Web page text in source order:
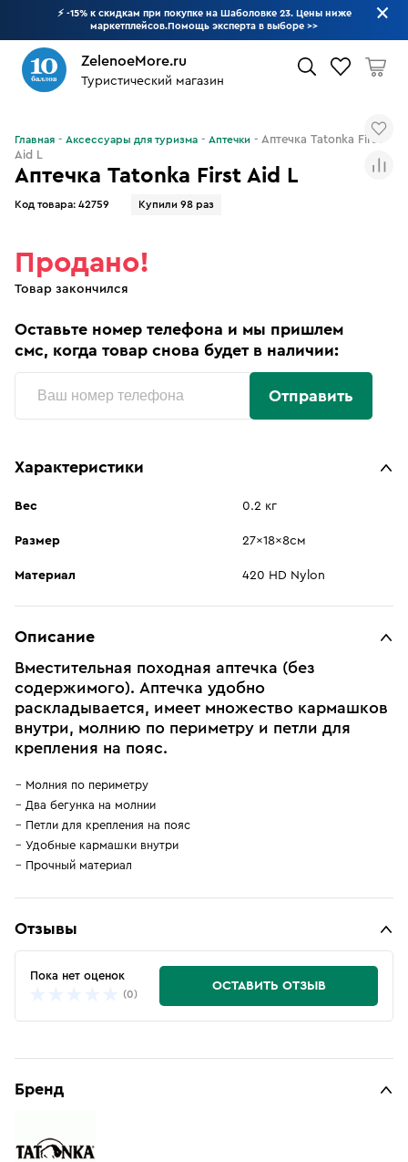
⚡ -15% к скидкам при покупке на Шаболовке 23. Цены ниже
маркетплейсов.Помощь эксперта в выборе >>
ZelenoeMore.ru
Туристический магазин
Аптечка Tatonka First Aid L
Код товара: 42759 Купили 98 раз
Главная Аксессуары для туризма Аптечки
Аптечка Tatonka First
Aid L
Продано!
Товар закончился
Оставьте номер телефона и мы пришлем
смс, когда товар снова будет в наличии:
Отправить
Характеристики
Вес 0.2 кг
Размер 27x18x8см
Материал 420 HD Nylon
Описание
Вместительная походная аптечка (без
содержимого). Аптечка удобно
раскладывается, имеет множество кармашков
внутри, молнию по периметру и петли для
крепления на пояс.
Молния по периметру
Два бегунка на молнии
Петли для крепления на пояс
Удобные кармашки внутри
Прочный материал
Отзывы
Пока нет оценок
(0)
ОСТАВИТЬ ОТЗЫВ
Бренд